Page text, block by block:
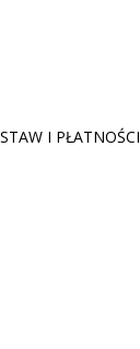
I PŁATNOŚCI